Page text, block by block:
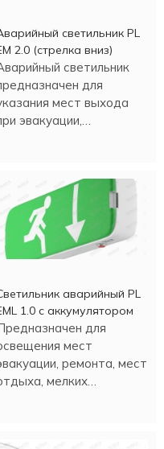
светильник PL
2.0 (стрелка вниз)
светильник
для
мест выхода
эвакуации,
аварийный PL
1.0 с аккумулятором
для
мест
ремонта, мест
мелких